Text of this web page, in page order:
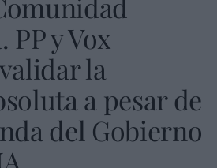
PP y Vox
la
a pesar de
del Gobierno